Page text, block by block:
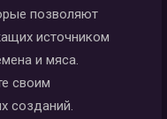
позволяют
источником
и мяса.
своим
созданий.